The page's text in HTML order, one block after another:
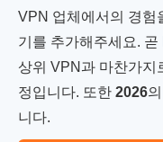
VPN 업체에서의 경험
기를 추가해주세요. 곧
상위 VPN과 마찬가지
정입니다. 또한 2026의
니다.